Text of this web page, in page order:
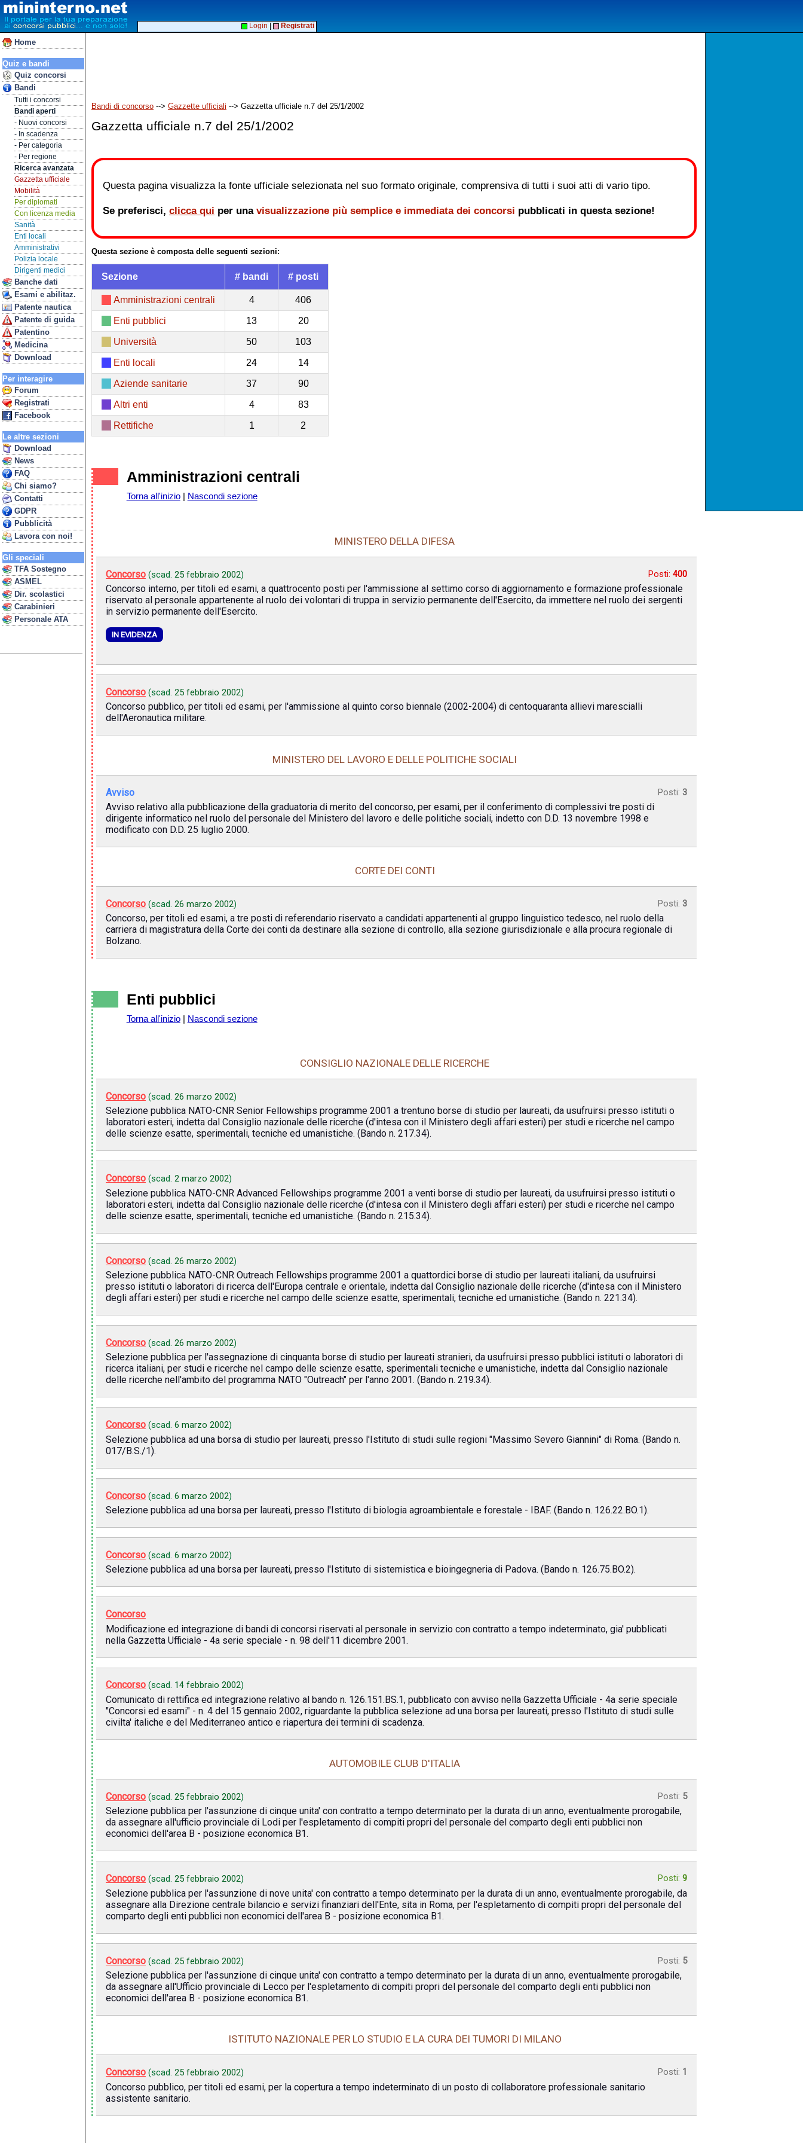
Home
Quiz e bandi
Quiz concorsi
Bandi
Tutti i concorsi
Bandi aperti
- Nuovi concorsi
- In scadenza
- Per categoria
- Per regione
Ricerca avanzata
Gazzetta ufficiale
Mobilità
Per diplomati
Con licenza media
Sanità
Enti locali
Amministrativi
Polizia locale
Dirigenti medici
Banche dati
Esami e abilitaz.
Patente nautica
Patente di guida
Patentino
Medicina
Download
Per interagire
Forum
Registrati
Facebook
Le altre sezioni
Download
News
FAQ
Chi siamo?
Contatti
GDPR
Pubblicità
Lavora con noi!
Gli speciali
TFA Sostegno
ASMEL
Dir. scolastici
Carabinieri
Personale ATA
Login Registrati
Bandi di concorso --> Gazzette ufficiali --> Gazzetta ufficiale n.7 del 25/1/2002
Gazzetta ufficiale n.7 del 25/1/2002
Questa pagina visualizza la fonte ufficiale selezionata nel suo formato originale, comprensiva di tutti i suoi atti di vario tipo.
Se preferisci, clicca qui per una visualizzazione più semplice e immediata dei concorsi pubblicati in questa sezione!
Questa sezione è composta delle seguenti sezioni:
Sezione # bandi # posti
Amministrazioni centrali 4 406
Enti pubblici 13 20
Università 50 103
Enti locali 24 14
Aziende sanitarie 37 90
Altri enti 4 83
Rettifiche 1 2
Amministrazioni centrali
Torna all'inizio| Nascondi sezione
MINISTERO DELLA DIFESA
Concorso (scad. 25 febbraio 2002) Posti: 400
Concorso interno, per titoli ed esami, a quattrocento posti per l'ammissione al settimo corso di aggiornamento e formazione professionale
riservato al personale appartenente al ruolo dei volontari di truppa in servizio permanente dell'Esercito, da immettere nel ruolo dei sergenti
in servizio permanente dell'Esercito.
IN EVIDENZA
Concorso (scad. 25 febbraio 2002)
Concorso pubblico, per titoli ed esami, per l'ammissione al quinto corso biennale (2002-2004) di centoquaranta allievi marescialli
dell'Aeronautica militare.
MINISTERO DEL LAVORO E DELLE POLITICHE SOCIALI
Avviso Posti: 3
Avviso relativo alla pubblicazione della graduatoria di merito del concorso, per esami, per il conferimento di complessivi tre posti di
dirigente informatico nel ruolo del personale del Ministero del lavoro e delle politiche sociali, indetto con D.D. 13 novembre 1998 e
modificato con D.D. 25 luglio 2000.
CORTE DEI CONTI
Concorso (scad. 26 marzo 2002) Posti: 3
Concorso, per titoli ed esami, a tre posti di referendario riservato a candidati appartenenti al gruppo linguistico tedesco, nel ruolo della
carriera di magistratura della Corte dei conti da destinare alla sezione di controllo, alla sezione giurisdizionale e alla procura regionale di
Bolzano.
Enti pubblici
Torna all'inizio| Nascondi sezione
CONSIGLIO NAZIONALE DELLE RICERCHE
Concorso (scad. 26 marzo 2002)
Selezione pubblica NATO-CNR Senior Fellowships programme 2001 a trentuno borse di studio per laureati, da usufruirsi presso istituti o
laboratori esteri, indetta dal Consiglio nazionale delle ricerche (d'intesa con il Ministero degli affari esteri) per studi e ricerche nel campo
delle scienze esatte, sperimentali, tecniche ed umanistiche. (Bando n. 217.34).
Concorso (scad. 2 marzo 2002)
Selezione pubblica NATO-CNR Advanced Fellowships programme 2001 a venti borse di studio per laureati, da usufruirsi presso istituti o
laboratori esteri, indetta dal Consiglio nazionale delle ricerche (d'intesa con il Ministero degli affari esteri) per studi e ricerche nel campo
delle scienze esatte, sperimentali, tecniche ed umanistiche. (Bando n. 215.34).
Concorso (scad. 26 marzo 2002)
Selezione pubblica NATO-CNR Outreach Fellowships programme 2001 a quattordici borse di studio per laureati italiani, da usufruirsi
presso istituti o laboratori di ricerca dell'Europa centrale e orientale, indetta dal Consiglio nazionale delle ricerche (d'intesa con il Ministero
degli affari esteri) per studi e ricerche nel campo delle scienze esatte, sperimentali, tecniche ed umanistiche. (Bando n. 221.34).
Concorso (scad. 26 marzo 2002)
Selezione pubblica per l'assegnazione di cinquanta borse di studio per laureati stranieri, da usufruirsi presso pubblici istituti o laboratori di
ricerca italiani, per studi e ricerche nel campo delle scienze esatte, sperimentali tecniche e umanistiche, indetta dal Consiglio nazionale
delle ricerche nell'ambito del programma NATO "Outreach" per l'anno 2001. (Bando n. 219.34).
Concorso (scad. 6 marzo 2002)
Selezione pubblica ad una borsa di studio per laureati, presso l'Istituto di studi sulle regioni "Massimo Severo Giannini" di Roma. (Bando n.
017/B.S./1).
Concorso (scad. 6 marzo 2002)
Selezione pubblica ad una borsa per laureati, presso l'Istituto di biologia agroambientale e forestale - IBAF. (Bando n. 126.22.BO.1).
Concorso (scad. 6 marzo 2002)
Selezione pubblica ad una borsa per laureati, presso l'Istituto di sistemistica e bioingegneria di Padova. (Bando n. 126.75.BO.2).
Concorso
Modificazione ed integrazione di bandi di concorsi riservati al personale in servizio con contratto a tempo indeterminato, gia' pubblicati
nella Gazzetta Ufficiale - 4a serie speciale - n. 98 dell'11 dicembre 2001.
Concorso (scad. 14 febbraio 2002)
Comunicato di rettifica ed integrazione relativo al bando n. 126.151.BS.1, pubblicato con avviso nella Gazzetta Ufficiale - 4a serie speciale
"Concorsi ed esami" - n. 4 del 15 gennaio 2002, riguardante la pubblica selezione ad una borsa per laureati, presso l'Istituto di studi sulle
civilta' italiche e del Mediterraneo antico e riapertura dei termini di scadenza.
AUTOMOBILE CLUB D'ITALIA
Concorso (scad. 25 febbraio 2002) Posti: 5
Selezione pubblica per l'assunzione di cinque unita' con contratto a tempo determinato per la durata di un anno, eventualmente prorogabile,
da assegnare all'ufficio provinciale di Lodi per l'espletamento di compiti propri del personale del comparto degli enti pubblici non
economici dell'area B - posizione economica B1.
Concorso (scad. 25 febbraio 2002) Posti: 9
Selezione pubblica per l'assunzione di nove unita' con contratto a tempo determinato per la durata di un anno, eventualmente prorogabile, da
assegnare alla Direzione centrale bilancio e servizi finanziari dell'Ente, sita in Roma, per l'espletamento di compiti propri del personale del
comparto degli enti pubblici non economici dell'area B - posizione economica B1.
Concorso (scad. 25 febbraio 2002) Posti: 5
Selezione pubblica per l'assunzione di cinque unita' con contratto a tempo determinato per la durata di un anno, eventualmente prorogabile,
da assegnare all'Ufficio provinciale di Lecco per l'espletamento di compiti propri del personale del comparto degli enti pubblici non
economici dell'area B - posizione economica B1.
ISTITUTO NAZIONALE PER LO STUDIO E LA CURA DEI TUMORI DI MILANO
Concorso (scad. 25 febbraio 2002) Posti: 1
Concorso pubblico, per titoli ed esami, per la copertura a tempo indeterminato di un posto di collaboratore professionale sanitario
assistente sanitario.